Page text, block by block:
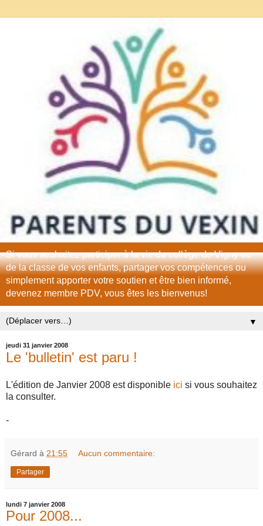
Si vous souhaitez participer à la vie du collège de Vigny ou
de la classe de vos enfants, partager vos compétences ou
simplement apporter votre soutien et être bien informé,
devenez membre PDV, vous êtes les bienvenus!
▼
jeudi 31 janvier 2008
Le 'bulletin' est paru !
L'édition de Janvier 2008 est disponible ici si vous souhaitez
la consulter.
-
Gérard à 21:55 Aucun commentaire:
Partager
lundi 7 janvier 2008
Pour 2008...